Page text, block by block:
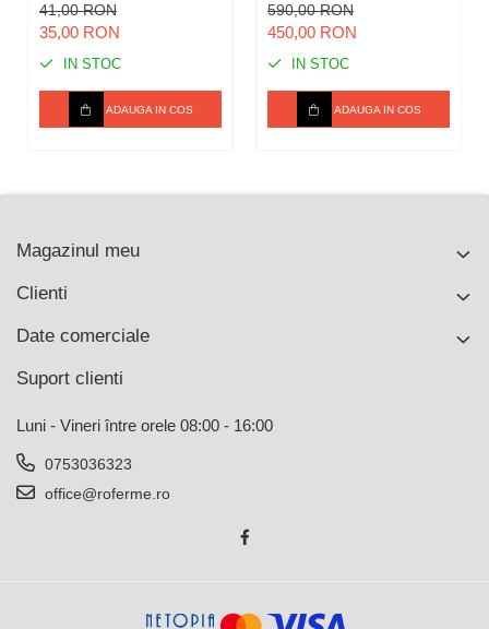
41,00 RON
35,00 RON
IN STOC
ADAUGA IN COS
golire
590,00 RON
450,00 RON
IN STOC
ADAUGA IN COS
Magazinul meu
Clienti
Date comerciale
Suport clienti
Luni - Vineri între orele 08:00 - 16:00
0753036323
office@roferme.ro